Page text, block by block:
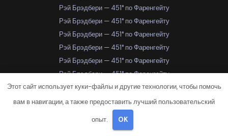
Рэй Брэдбери — 451° по Фаренгейту
Рэй Брэдбери — 451° по Фаренгейту
Рэй Брэдбери — 451° по Фаренгейту
Рэй Брэдбери — 451° по Фаренгейту
Рэй Брэдбери — 451° по Фаренгейту
Рэй Брэдбери — 451° по Фаренгейту
Рэй Брэдбери — 451° по Фаренгейту
Рэй Брэдбери — 451° по Фаренгейту
Рэй Брэдбери — 451° по Фаренгейту
Рэй Брэдбери — 451° по Фаренгейту
Этот сайт использует куки-файлы и другие технологии, чтобы помочь
вам в навигации, а также предоставить лучший пользовательский
опыт. OK